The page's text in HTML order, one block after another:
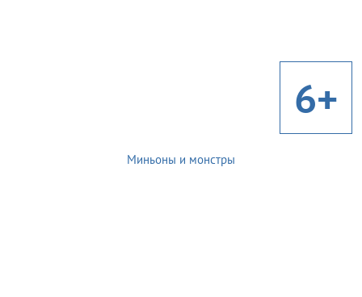
6+
Миньоны и монстры